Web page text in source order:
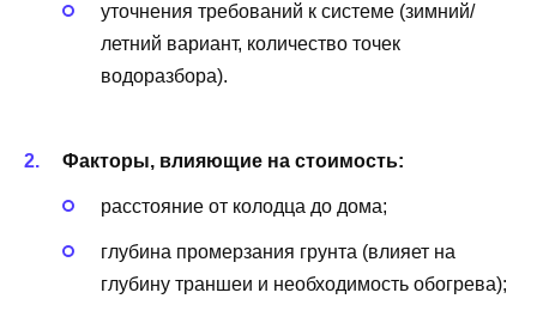
уточнения требований к системе (зимний/
летний вариант, количество точек
водоразбора).
Факторы, влияющие на стоимость:
расстояние от колодца до дома;
глубина промерзания грунта (влияет на
глубину траншеи и необходимость обогрева);